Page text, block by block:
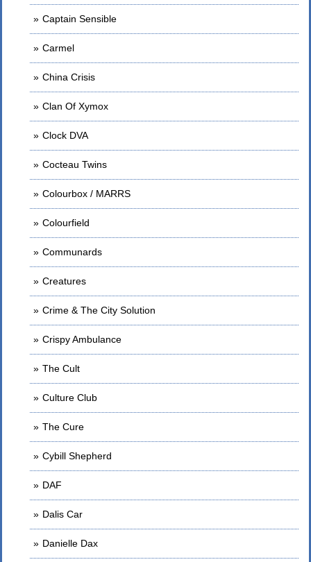
Captain Sensible
Carmel
China Crisis
Clan Of Xymox
Clock DVA
Cocteau Twins
Colourbox / MARRS
Colourfield
Communards
Creatures
Crime & The City Solution
Crispy Ambulance
The Cult
Culture Club
The Cure
Cybill Shepherd
DAF
Dalis Car
Danielle Dax